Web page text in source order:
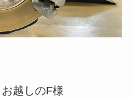
越しのF様